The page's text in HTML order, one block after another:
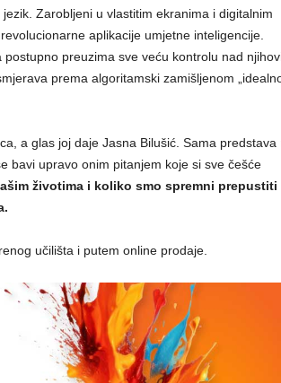
Zarobljeni u vlastitim ekranima i digitalnim
aplikacije umjetne inteligencije.
preuzima sve veću kontrolu nad
prema algoritamski zamišljenom
a glas joj daje Jasna Bilušić. Sama predstava
bavi upravo onim pitanjem koje si sve češće
životima i koliko smo spremni prepustiti
učilišta i putem online prodaje.